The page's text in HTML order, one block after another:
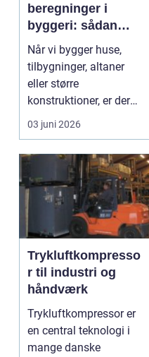
beregninger i
byggeri: sådan
skaber de
sikkerhed og
tryghed
Når vi bygger huse,
tilbygninger, altaner
eller større
konstruktioner, er der
én ting, der altid ska...
03 juni 2026
Trykluftkompresso
r til industri og
håndværk
Trykluftkompressor er
en central teknologi i
mange danske